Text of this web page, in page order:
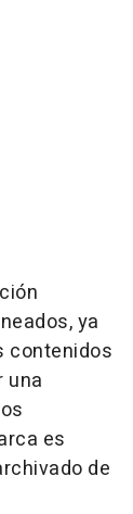
ya
contenidos
una
es
de